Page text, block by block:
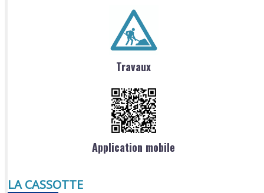
Travaux
Application mobile
LA CASSOTTE